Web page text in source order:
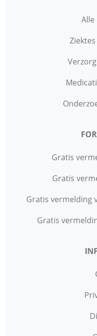
Gratis
Gratis
Gratis vermelding
Gratis